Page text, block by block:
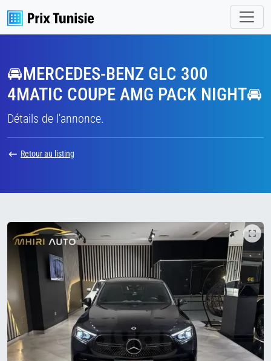
🚘MERCEDES-BENZ GLC 300
4MATIC COUPE AMG PACK NIGHT🚘
Détails de l'annonce.
Retour au listing